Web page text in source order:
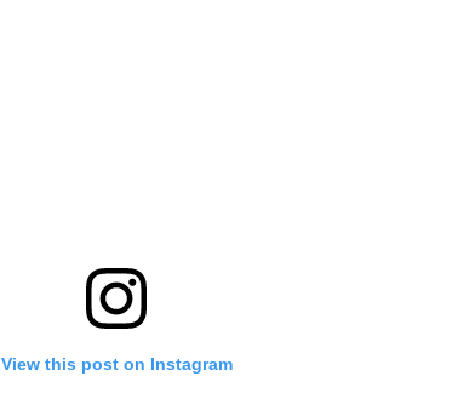
View this post on Instagram